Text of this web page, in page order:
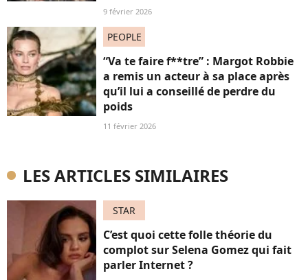
9 février 2026
PEOPLE
“Va te faire f**tre” : Margot Robbie
a remis un acteur à sa place après
qu’il lui a conseillé de perdre du
poids
11 février 2026
LES ARTICLES SIMILAIRES
STAR
C’est quoi cette folle théorie du
complot sur Selena Gomez qui fait
parler Internet ?